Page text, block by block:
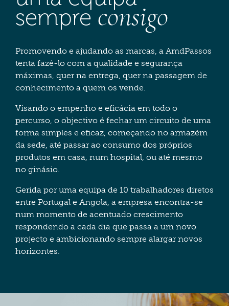
sempre consigo
Promovendo e ajudando as marcas, a AmdPassos
tenta fazê-lo com a qualidade e segurança
máximas, quer na entrega, quer na passagem de
conhecimento a quem os vende.
Visando o empenho e eficácia em todo o
percurso, o objectivo é fechar um circuito de uma
forma simples e eficaz, começando no armazém
da sede, até passar ao consumo dos próprios
produtos em casa, num hospital, ou até mesmo
no ginásio.
Gerida por uma equipa de 10 trabalhadores diretos
entre Portugal e Angola, a empresa encontra-se
num momento de acentuado crescimento
respondendo a cada dia que passa a um novo
projecto e ambicionando sempre alargar novos
horizontes.